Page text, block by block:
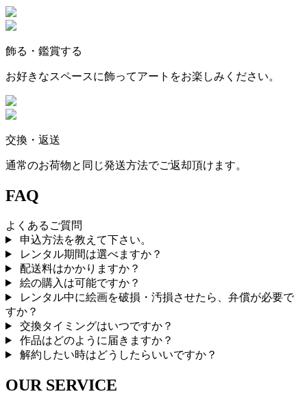
飾る・鑑賞する
お好きなスペースに飾ってアートをお楽しみください。
交換・返送
通常のお荷物と同じ発送方法でご返却頂けます。
FAQ
よくあるご質問
申込方法を教えて下さい。
レンタル期間は選べますか？
配送料はかかりますか？
絵の購入は可能ですか？
レンタル中に絵画を破損・汚損させたら、弁償が必要で
すか？
交換タイミングはいつですか？
作品はどのように届きますか？
解約したい時はどうしたらいいですか？
OUR SERVICE